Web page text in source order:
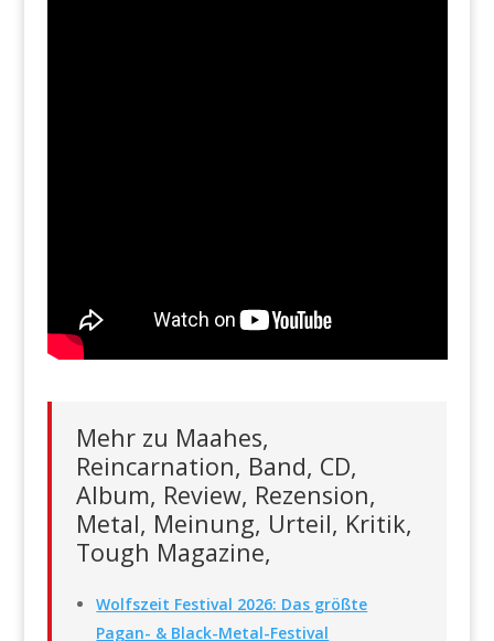
Mehr zu Maahes,
Reincarnation, Band, CD,
Album, Review, Rezension,
Metal, Meinung, Urteil, Kritik,
Tough Magazine,
Wolfszeit Festival 2026: Das größte
Pagan- & Black-Metal-Festival